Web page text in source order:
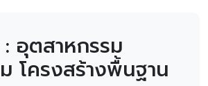
อุตสาหกรรม
โครงสร้างพื้นฐาน